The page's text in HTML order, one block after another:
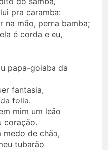
pra caramba:
na mão, perna bamba;
é corda e eu,
papa-goiaba da
fantasia,
folia.
mim um leão
coração.
medo de chão,
tubarão